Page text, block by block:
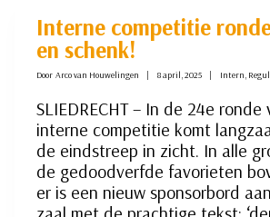
Interne competitie
en schenk!
Door Arco van Houwelingen 8 april, 2025 Intern,
SLIEDRECHT – In de 24e ronde
interne competitie komt
de eindstreep in zicht. In alle
de gedoodverfde favorieten
er is een nieuw sponsorbord